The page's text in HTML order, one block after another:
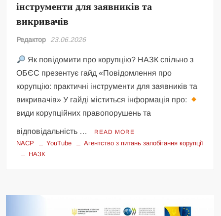
інструменти для заявників та
викривачів
Редактор 23.06.2026
Як повідомити про корупцію? НАЗК спільно з
ОБЄС презентує гайд «Повідомлення про
корупцію: практичні інструменти для заявників та
викривачів» У гайді міститься інформація про:
види корупційних правопорушень та
відповідальність … READ MORE
NACP YouTube
Агентство з питань запобігання корупції
НАЗК